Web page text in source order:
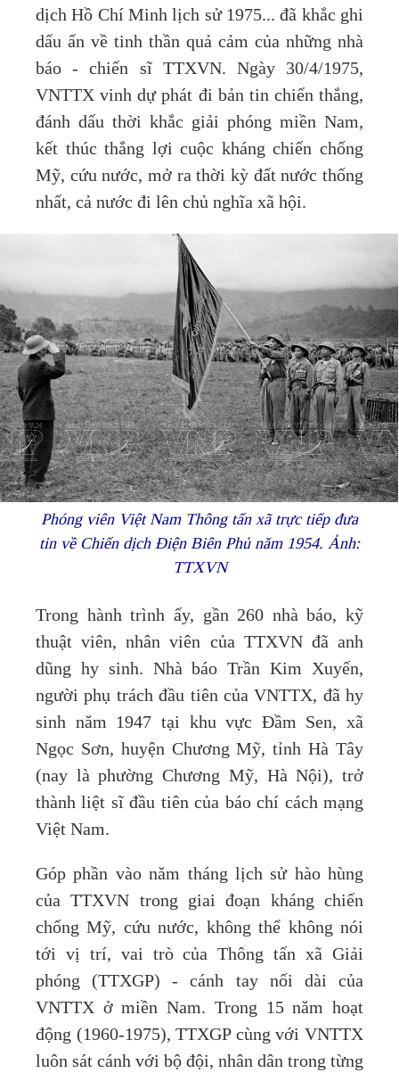
dịch Hồ Chí Minh lịch sử 1975... đã khắc ghi
dấu ấn về tinh thần quả cảm của những nhà
báo - chiến sĩ TTXVN. Ngày 30/4/1975,
VNTTX vinh dự phát đi bản tin chiến thắng,
đánh dấu thời khắc giải phóng miền Nam,
kết thúc thắng lợi cuộc kháng chiến chống
Mỹ, cứu nước, mở ra thời kỳ đất nước thống
nhất, cả nước đi lên chủ nghĩa xã hội.
Phóng viên Việt Nam Thông tấn xã trực tiếp đưa
tin về Chiến dịch Điện Biên Phủ năm 1954. Ảnh:
TTXVN
Trong hành trình ấy, gần 260 nhà báo, kỹ
thuật viên, nhân viên của TTXVN đã anh
dũng hy sinh. Nhà báo Trần Kim Xuyến,
người phụ trách đầu tiên của VNTTX, đã hy
sinh năm 1947 tại khu vực Đầm Sen, xã
Ngọc Sơn, huyện Chương Mỹ, tỉnh Hà Tây
(nay là phường Chương Mỹ, Hà Nội), trở
thành liệt sĩ đầu tiên của báo chí cách mạng
Việt Nam.
Góp phần vào năm tháng lịch sử hào hùng
của TTXVN trong giai đoạn kháng chiến
chống Mỹ, cứu nước, không thể không nói
tới vị trí, vai trò của Thông tấn xã Giải
phóng (TTXGP) - cánh tay nối dài của
VNTTX ở miền Nam. Trong 15 năm hoạt
động (1960-1975), TTXGP cùng với VNTTX
luôn sát cánh với bộ đội, nhân dân trong từng